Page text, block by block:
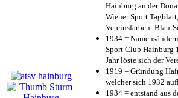
Hainburg an der
Wiener Sport
Vereinsfarben: Blau-
1934 =
Sport Club Hainburg
Jahr löste sich der
1919 = Gründung
welcher sich 1932
1934 = entstand aus